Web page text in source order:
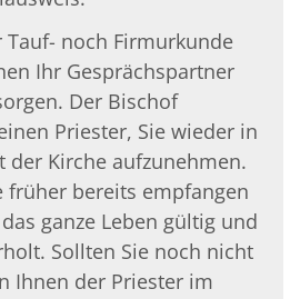
Tauf- noch Firmurkunde
Ihr Gesprächspartner
Der Bischof
Priester, Sie wieder in
der Kirche aufzunehmen.
früher bereits empfangen
ganze Leben gültig und
Sollten Sie noch nicht
Ihnen der Priester im